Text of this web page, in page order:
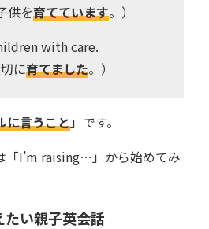
供を育てています。）
with care.
に育てました。）
に言うこと」です。
「I’m raising…」から始めてみ
い親子英会話